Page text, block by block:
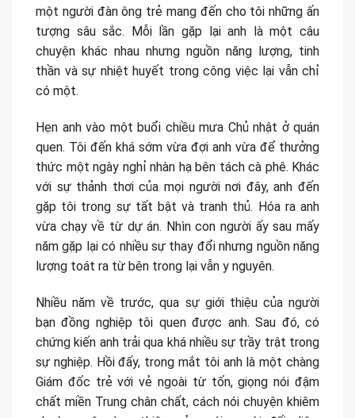
một người đàn ông trẻ mang đến cho tôi những ấn
tượng sâu sắc. Mỗi lần gặp lại anh là một câu
chuyện khác nhau nhưng nguồn năng lượng, tinh
thần và sự nhiệt huyết trong công việc lại vẫn chỉ
có một.
Hẹn anh vào một buổi chiều mưa Chủ nhật ở quán
quen. Tôi đến khá sớm vừa đợi anh vừa để thưởng
thức một ngày nghỉ nhàn hạ bên tách cà phê. Khác
với sự thảnh thơi của mọi người nơi đây, anh đến
gặp tôi trong sự tất bật và tranh thủ. Hóa ra anh
vừa chạy về từ dự án. Nhìn con người ấy sau mấy
năm gặp lại có nhiều sự thay đổi nhưng nguồn năng
lượng toát ra từ bên trong lại vẫn y nguyên.
Nhiều năm về trước, qua sự giới thiệu của người
bạn đồng nghiệp tôi quen được anh. Sau đó, có
chứng kiến anh trải qua khá nhiều sự trầy trật trong
sự nghiệp. Hồi đấy, trong mắt tôi anh là một chàng
Giám đốc trẻ với vẻ ngoài từ tốn, giọng nói đậm
chất miền Trung chân chất, cách nói chuyện khiêm